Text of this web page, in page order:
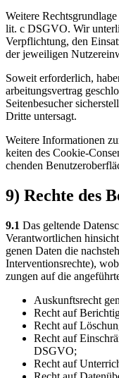
Wei­te­re
lit. c DSGVO. Wir
Ver­pflich­tung, den
der jewei­li­gen
Soweit erfor­der­lich,
ar­bei­tungs­ver­trag
Sei­ten­be­su­cher
Drit­te unter­sagt.
Wei­te­re Infor­ma­tio­nen
kei­ten des Coo­kie-
chen­den
9) Rechte des
9.1 Das gel­ten­de
Ver­ant­wort­li­chen
ge­nen Daten die
Inter­ven­ti­ons­rech­te),
zun­gen auf die
Aus­kunfts­recht
Recht auf
Recht auf
Recht auf
DSGVO;
Recht auf